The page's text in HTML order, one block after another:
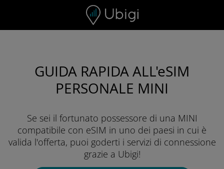
GUIDA RAPIDA ALL'eSIM
PERSONALE MINI
Se sei il fortunato possessore di una MINI
compatibile con eSIM in uno dei paesi in cui è
valida l'offerta, puoi goderti i servizi di connessione
grazie a Ubigi!